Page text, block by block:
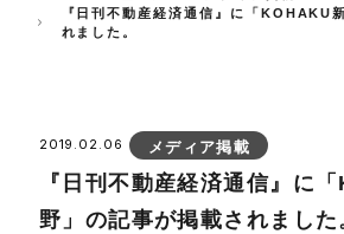
『日刊不動産経済通信』に「KOHAKU
れました。
2019.02.06 メディア掲載
『日刊不動産経済通信』に
野」の記事が掲載されました